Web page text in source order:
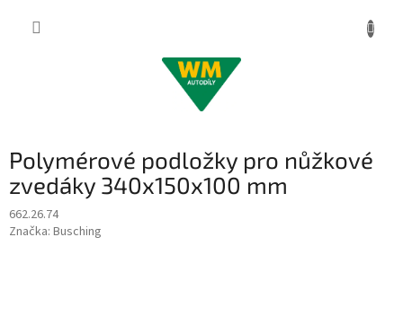
Polymérové ​​podložky pro nůžkové
zvedáky 340x150x100 mm
662.26.74
Značka: Busching